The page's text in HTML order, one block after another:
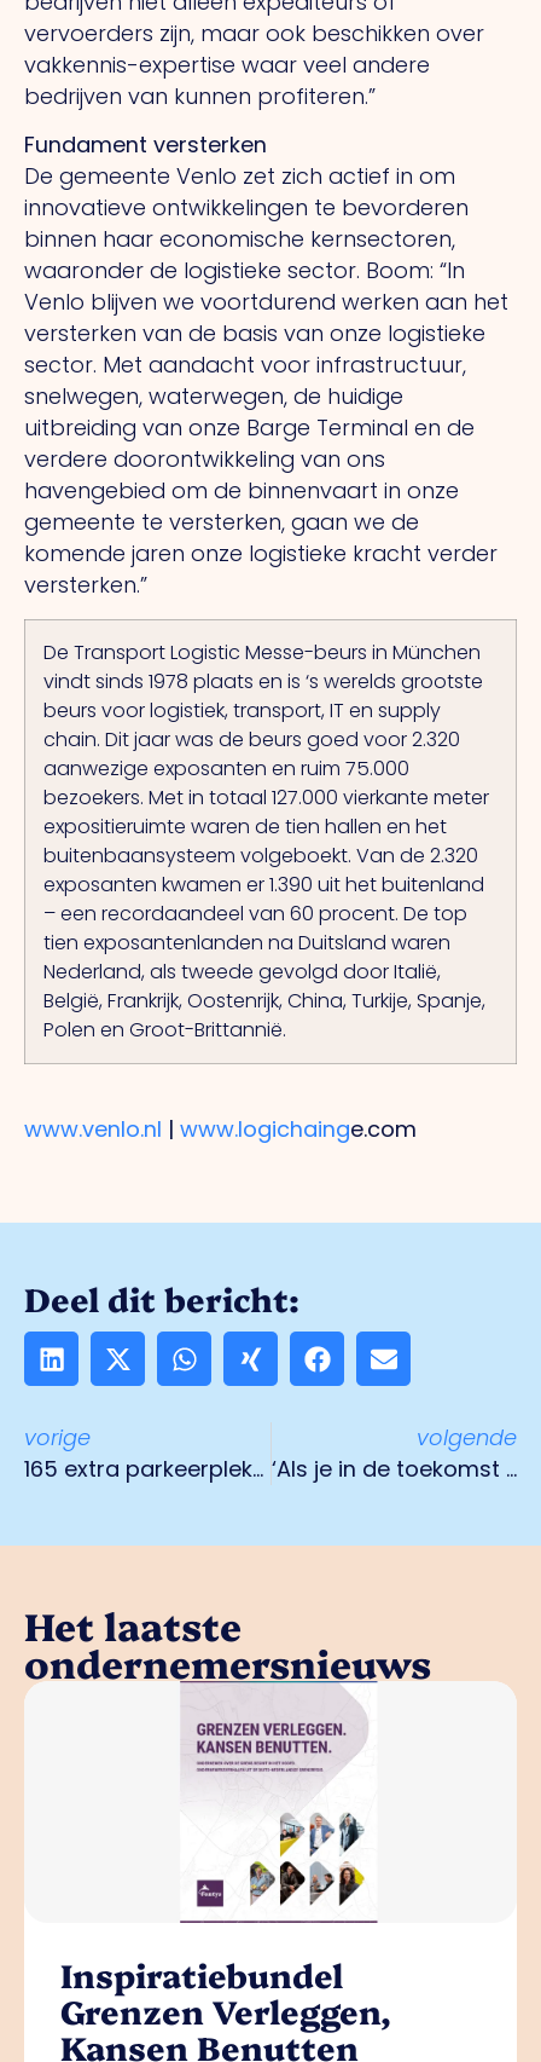
vervoerders zijn, maar ook beschikken over
vakkennis-expertise waar veel andere
bedrijven van kunnen profiteren.”
Fundament versterken
De gemeente Venlo zet zich actief in om
innovatieve ontwikkelingen te bevorderen
binnen haar economische kernsectoren,
waaronder de logistieke sector. Boom: “In
Venlo blijven we voortdurend werken aan het
versterken van de basis van onze logistieke
sector. Met aandacht voor infrastructuur,
snelwegen, waterwegen, de huidige
uitbreiding van onze Barge Terminal en de
verdere doorontwikkeling van ons
havengebied om de binnenvaart in onze
gemeente te versterken, gaan we de
komende jaren onze logistieke kracht verder
versterken.”
De Transport Logistic Messe-beurs in München
vindt sinds 1978 plaats en is ‘s werelds grootste
beurs voor logistiek, transport, IT en supply
chain. Ditjaar was de beurs goed voor 2.320
aanwezige exposanten en ruim 75.000
bezoekers. Metin totaal 127.000 vierkante meter
expositieruimte waren de tien hallen en het
buitenbaansysteem volgeboekt. Van de 2.320
exposanten kwamen er 1.390 uit het buitenland
– een recordaandeel van 60 procent. De top
tien exposantenlanden na Duitsland waren
Nederland, als tweede gevolgd door Italië,
België, Frankrijk, Oostenrijk, China, Turkije, Spanje,
Polen en Groot-Brittannië.
www.venlo.nl | www.logichainge.com
Deel dit bericht:
vorige
165 extra parkeerplekken voor vrachtwagenchauffeurs
volgende
‘Als je in de toekomst jouw chauffeurs wilt behouden, is het essentieel om in hen te investeren’
Het laatste
ondernemersnieuws
Inspiratiebundel
Grenzen Verleggen,
Kansen Benutten